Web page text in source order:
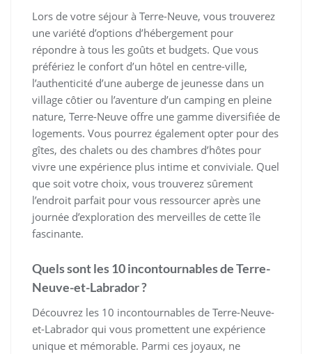
Lors de votre séjour à Terre-Neuve, vous trouverez
une variété d’options d’hébergement pour
répondre à tous les goûts et budgets. Que vous
préfériez le confort d’un hôtel en centre-ville,
l’authenticité d’une auberge de jeunesse dans un
village côtier ou l’aventure d’un camping en pleine
nature, Terre-Neuve offre une gamme diversifiée de
logements. Vous pourrez également opter pour des
gîtes, des chalets ou des chambres d’hôtes pour
vivre une expérience plus intime et conviviale. Quel
que soit votre choix, vous trouverez sûrement
l’endroit parfait pour vous ressourcer après une
journée d’exploration des merveilles de cette île
fascinante.
Quels sont les 10 incontournables de Terre-
Neuve-et-Labrador ?
Découvrez les 10 incontournables de Terre-Neuve-
et-Labrador qui vous promettent une expérience
unique et mémorable. Parmi ces joyaux, ne